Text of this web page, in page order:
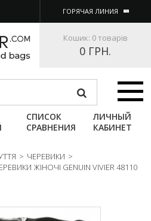
ГОРЯЧАЯ ЛИНИЯ
Кошик: 0 товарів
0 ГРН.
СПИСОК
СРАВНЕНИЯ
ЛИЧНЫЙ
КАБИНЕТ
> ЧЕРЕВИКИ >
ЖІНОЧІ GENUIN VIVIER 48110